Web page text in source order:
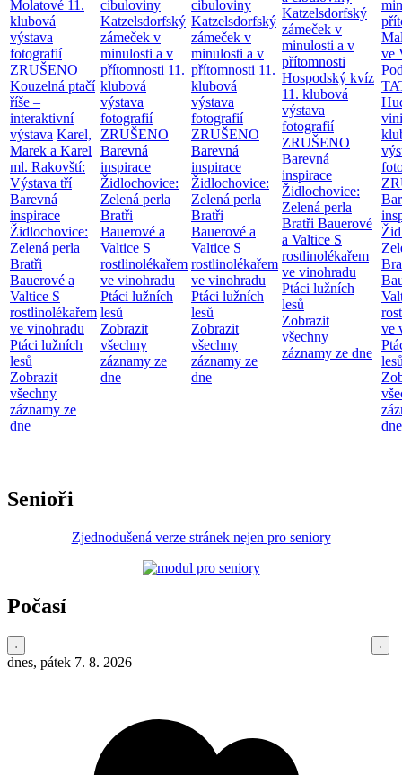
Molatové 11.
klubová
výstava
fotografií
ZRUŠENO
Kouzelná ptačí
říše –
interaktivní
výstava Karel,
Marek a Karel
ml. Rakovští:
Výstava tří
Barevná
inspirace
Židlochovice:
Zelená perla
Bratři
Bauerové a
Valtice S
rostlinolékařem
ve vinohradu
Ptáci lužních
lesů
Zobrazit
všechny
záznamy ze
dne
cibuloviny
Katzelsdorfský
zámeček v
minulosti a v
přítomnosti 11.
klubová
výstava
fotografií
ZRUŠENO
Barevná
inspirace
Židlochovice:
Zelená perla
Bratři
Bauerové a
Valtice S
rostlinolékařem
ve vinohradu
Ptáci lužních
lesů
Zobrazit
všechny
záznamy ze
dne
cibuloviny
Katzelsdorfský
zámeček v
minulosti a v
přítomnosti 11.
klubová
výstava
fotografií
ZRUŠENO
Barevná
inspirace
Židlochovice:
Zelená perla
Bratři
Bauerové a
Valtice S
rostlinolékařem
ve vinohradu
Ptáci lužních
lesů
Zobrazit
všechny
záznamy ze
dne
Katzelsdorfský
zámeček v
minulosti a v
přítomnosti
Hospodský kvíz
11. klubová
výstava
fotografií
ZRUŠENO
Barevná
inspirace
Židlochovice:
Zelená perla
Bratři Bauerové
a Valtice S
rostlinolékařem
ve vinohradu
Ptáci lužních
lesů
Zobrazit
všechny
záznamy ze dne
ve
ve
dne
Senioři
Zjednodušená verze stránek nejen pro seniory
Počasí
dnes, pátek 7. 8. 2026